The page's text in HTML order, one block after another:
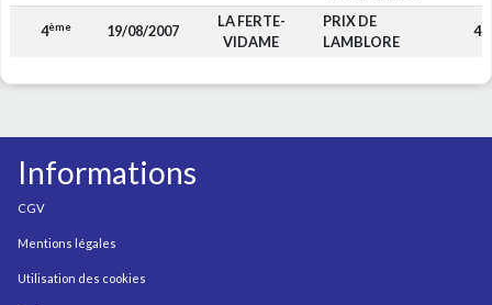
4ème 19/08/2007
LA FERTE-
VIDAME
PRIX DE
LAMBLORE
Informations
CGV
Mentions légales
Utilisation des cookies